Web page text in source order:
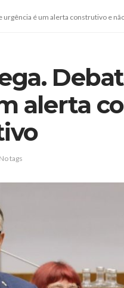
urgência é um alerta construtivo e
alerta
No tags